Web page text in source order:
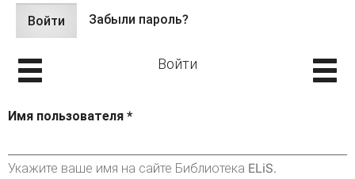
Главные вкладки
Войти (активная
вкладка)
Забыли пароль?
Войти
Имя пользователя *
Укажите ваше имя на сайте Библиотека ELiS.